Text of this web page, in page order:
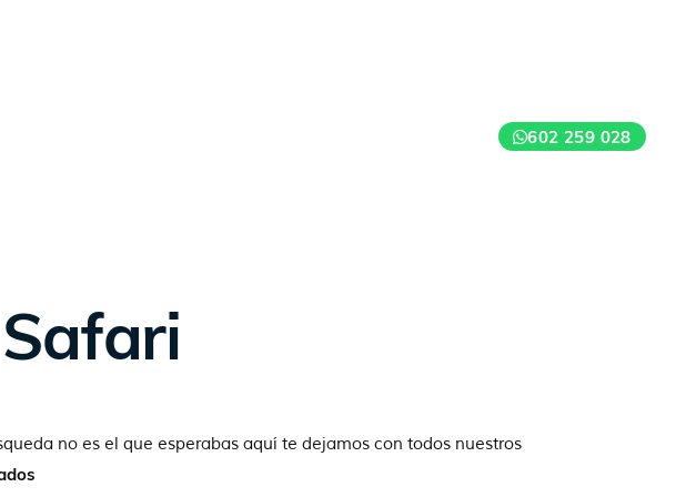
602 259 028
no es el que esperabas aquí te dejamos con todos nuestros